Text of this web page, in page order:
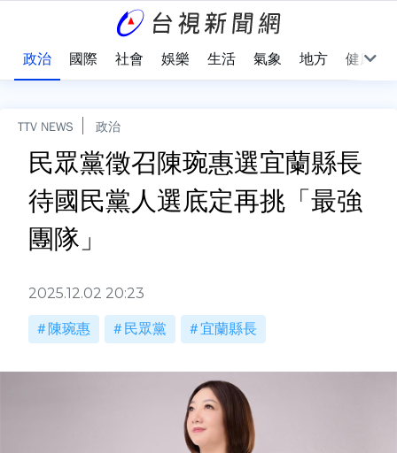
政治 國際 社會 娛樂 生活 氣象 地方 健康
TTV NEWS 政治
民眾黨徵召陳琬惠選宜蘭縣長
待國民黨人選底定再挑「最強
團隊」
2025.12.02 20:23
陳琬惠 民眾黨 宜蘭縣長